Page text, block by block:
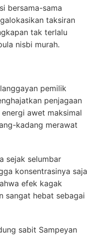
bersama-sama
taksiran
tak terlalu
nisbi murah.
pemilik
penjagaan
awet maksimal
kadang merawat
sejak selumbar
konsentrasinya saja
efek kagak
sangat hebat sebagai
sabit Sampeyan